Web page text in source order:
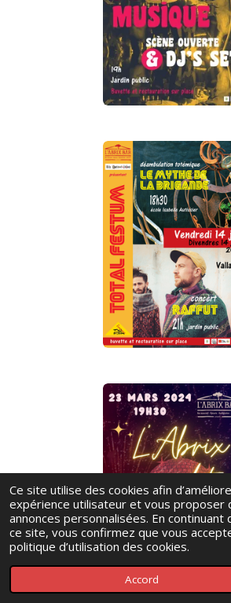
Ce site utilise des cookies afin
expérience utilisateur et vous proposer
annonces personnalisées. En continuant
ce site, vous confirmez que vous
politique d’utilisation des cookies.
Accord